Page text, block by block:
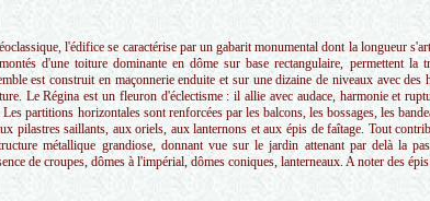
l'édifice se caractérise par un gabarit monumental dont la longueur
d'une toiture dominante en dôme sur base rectangulaire, permettent
est construit en maçonnerie enduite et sur une dizaine de niveaux avec
Le Régina est un fleuron d'éclectisme : il allie avec audace, harmonie et
partitions horizontales sont renforcées par les balcons, les bossages, les
pilastres saillants, aux oriels, aux lanternons et aux épis de faîtage. Tout
métallique grandiose, donnant vue sur le jardin attenant par delà la
de croupes, dômes à l'impérial, dômes coniques, lanterneaux. A noter des